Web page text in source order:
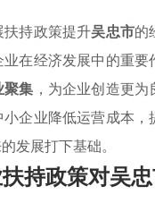
持政策提升吴忠市的
在经济发展中的重
聚集 ，为企业创造更
小企业降低运营成本
发展打下基础。
持政策对吴